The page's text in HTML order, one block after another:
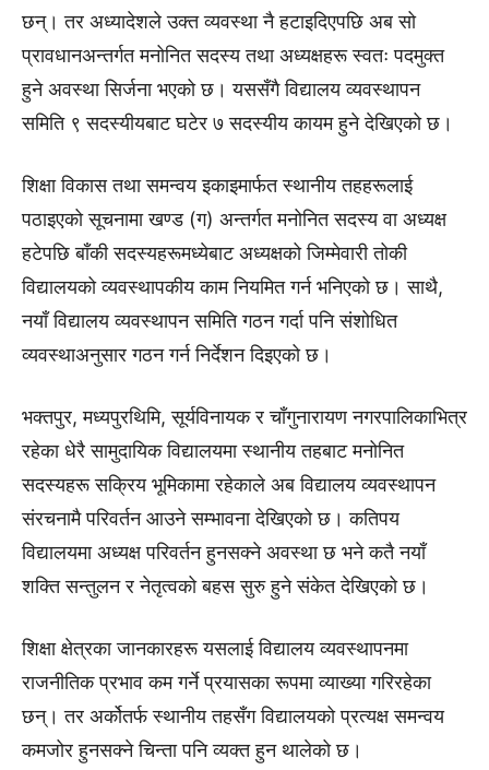
छन्। तर अध्यादेशले उक्त व्यवस्था नै हटाइदिएपछि अब सो
प्रावधानअन्तर्गत मनोनित सदस्य तथा अध्यक्षहरू स्वतः पदमुक्त
हुने अवस्था सिर्जना भएको छ। यससँगै विद्यालय व्यवस्थापन
समिति ९ सदस्यीयबाट घटेर ७ सदस्यीय कायम हुने देखिएको छ।
शिक्षा विकास तथा समन्वय इकाइमार्फत स्थानीय तहहरूलाई
पठाइएको सूचनामा खण्ड (ग) अन्तर्गत मनोनित सदस्य वा अध्यक्ष
हटेपछि बाँकी सदस्यहरूमध्येबाट अध्यक्षको जिम्मेवारी तोकी
विद्यालयको व्यवस्थापकीय काम नियमित गर्न भनिएको छ। साथै,
नयाँ विद्यालय व्यवस्थापन समिति गठन गर्दा पनि संशोधित
व्यवस्थाअनुसार गठन गर्न निर्देशन दिइएको छ।
भक्तपुर, मध्यपुरथिमि, सूर्यविनायक र चाँगुनारायण नगरपालिकाभित्र
रहेका धेरै सामुदायिक विद्यालयमा स्थानीय तहबाट मनोनित
सदस्यहरू सक्रिय भूमिकामा रहेकाले अब विद्यालय व्यवस्थापन
संरचनामै परिवर्तन आउने सम्भावना देखिएको छ। कतिपय
विद्यालयमा अध्यक्ष परिवर्तन हुनसक्ने अवस्था छ भने कतै नयाँ
शक्ति सन्तुलन र नेतृत्वको बहस सुरु हुने संकेत देखिएको छ।
शिक्षा क्षेत्रका जानकारहरू यसलाई विद्यालय व्यवस्थापनमा
राजनीतिक प्रभाव कम गर्ने प्रयासका रूपमा व्याख्या गरिरहेका
छन्। तर अर्कोतर्फ स्थानीय तहसँग विद्यालयको प्रत्यक्ष समन्वय
कमजोर हुनसक्ने चिन्ता पनि व्यक्त हुन थालेको छ।